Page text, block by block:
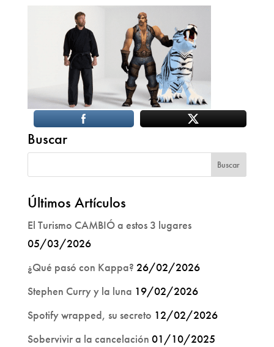
Buscar
Últimos Artículos
El Turismo CAMBIÓ a estos 3 lugares
05/03/2026
¿Qué pasó con Kappa? 26/02/2026
Stephen Curry y la luna 19/02/2026
Spotify wrapped, su secreto 12/02/2026
Sobervivir a la cancelación 01/10/2025